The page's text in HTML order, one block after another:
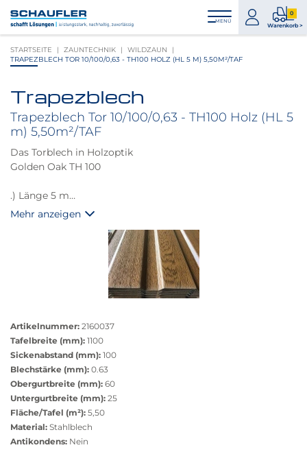
Inhalt
Hauptnavigation
Footernavigation
Logo
Schaufler
verlinkt
zur
MENÜ
zum
Konto
0
Warenkorb >
0
STARTSEITE ZAUNTECHNIK
WILDZAUN
TRAPEZBLECH TOR 10/100/0,63 - TH100 HOLZ (HL 5 M) 5,50M²/TAF
Produktbilder
überspringen
Trapezblech
Trapezblech Tor 10/100/0,63 - TH100 Holz (HL 5
m) 5,50m²/TAF
Das Torblech in Holzoptik
Golden Oak TH 100
.) Länge 5 m
.) Deckbreite 1100 mm
.) Gewicht 5,60 kg/m2
Mehr anzeigen
anzeigen
Artikelnummer: 2160037
Tafelbreite (mm): 1100
Sickenabstand (mm): 100
Blechstärke (mm): 0.63
Obergurtbreite (mm): 60
Untergurtbreite (mm): 25
Fläche/Tafel (m²): 5,50
Material: Stahlblech
Antikondens: Nein